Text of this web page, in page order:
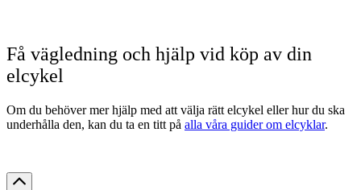
Få vägledning och hjälp vid köp av din
elcykel
Om du behöver mer hjälp med att välja rätt elcykel eller hur du ska
underhålla den, kan du ta en titt på alla våra guider om elcyklar.